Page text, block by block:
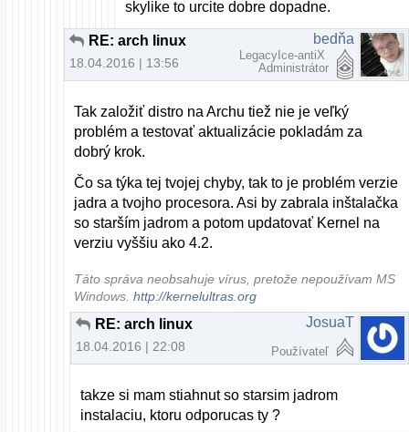
skylike to urcite dobre dopadne.
RE: arch linux
18.04.2016 | 13:56
bedňa
LegacyIce-antiX
Administrátor
Tak založiť distro na Archu tiež nie je veľký
problém a testovať aktualizácie pokladám za
dobrý krok.
Čo sa týka tej tvojej chyby, tak to je problém verzie
jadra a tvojho procesora. Asi by zabrala inštalačka
so starším jadrom a potom updatovať Kernel na
verziu vyššiu ako 4.2.
Táto správa neobsahuje vírus, pretože nepoužívam MS
Windows.http://kernelultras.org
RE: arch linux
18.04.2016 | 22:08
JosuaT
Používateľ
takze si mam stiahnut so starsim jadrom
instalaciu, ktoru odporucas ty ?